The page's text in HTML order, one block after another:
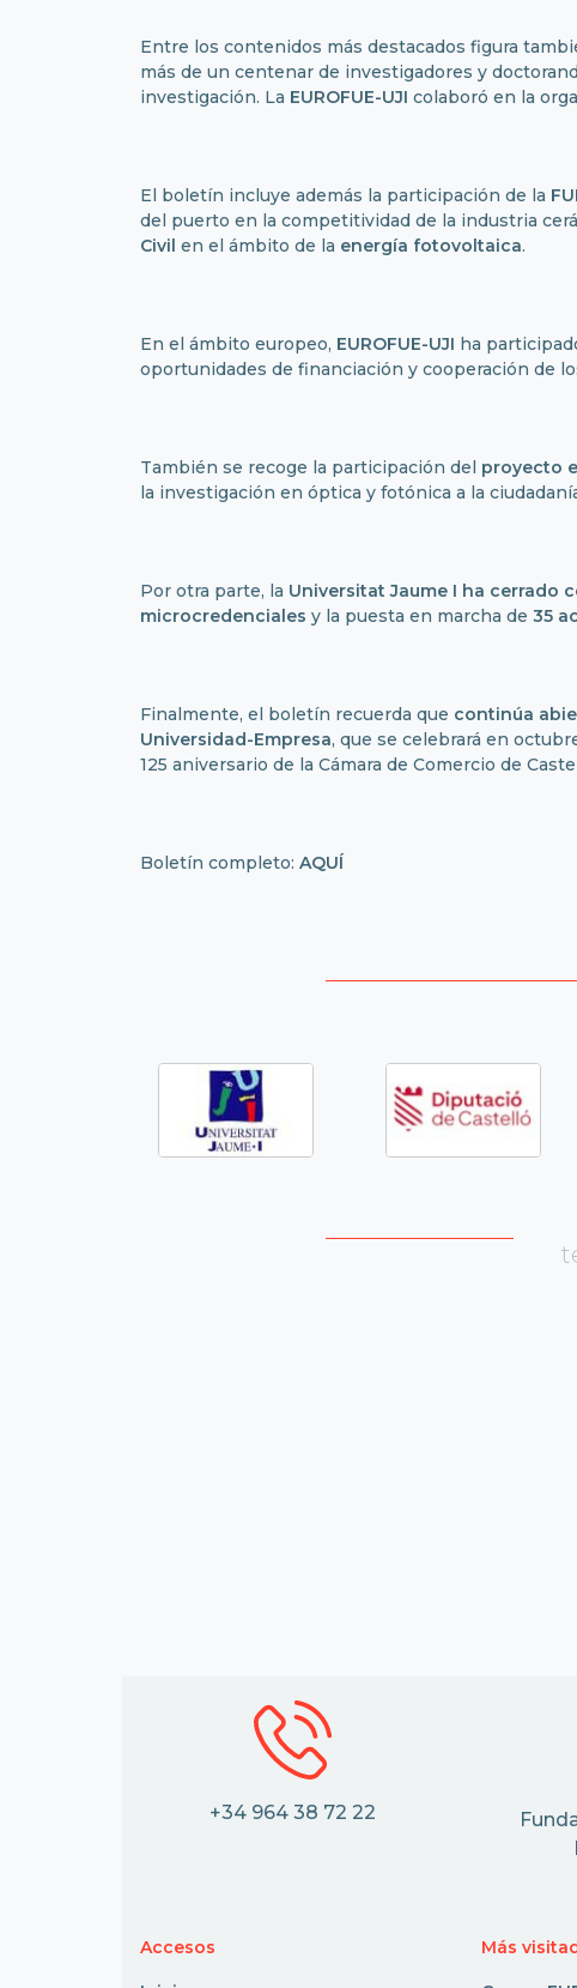
Entre los contenidos más destacados figura
más de un centenar de investigadores y
investigación. La EUROFUE-UJI colaboró en la
El boletín incluye además la participación de la
del puerto en la competitividad de la industria
Civil en el ámbito de la energía fotovoltaica.
En el ámbito europeo, EUROFUE-UJI ha
oportunidades de financiación y cooperación de
También se recoge la participación del proyecto
la investigación en óptica y fotónica a la
Por otra parte, la Universitat Jaume I ha cerrado
microcredenciales y la puesta en marcha de 35
Finalmente, el boletín recuerda que continúa
Universidad-Empresa, que se celebrará en
125 aniversario de la Cámara de Comercio de
Boletín completo: AQUÍ
+34 964 38 72 22
Accesos Más